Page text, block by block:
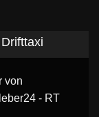
Drifttaxi